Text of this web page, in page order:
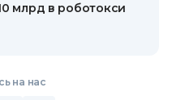
млрд в роботокси
на нас